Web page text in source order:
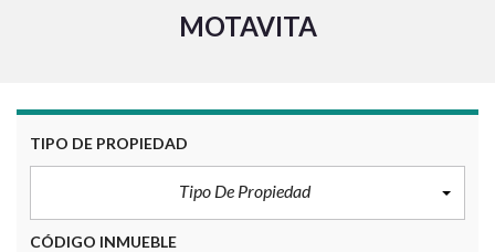
MOTAVITA
TIPO DE PROPIEDAD
Tipo De Propiedad
CÓDIGO INMUEBLE